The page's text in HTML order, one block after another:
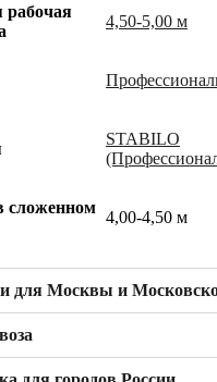
4,50-5,00 м
STABILO
сложенном
4,00-4,50 м
для Москвы и